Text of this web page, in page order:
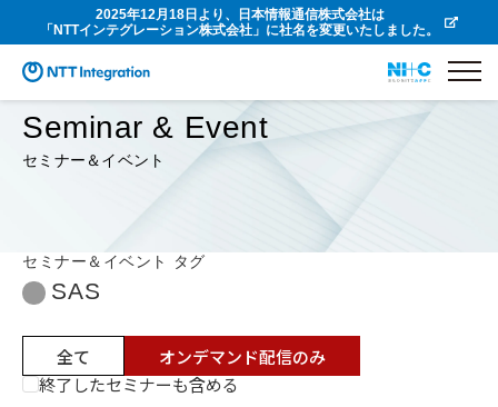
2025年12月18日より、日本情報通信株式会社は
「NTTインテグレーション株式会社」に社名を変更いたしました。
Seminar & Event
セミナー＆イベント
セミナー＆イベント タグ
SAS
全て
オンデマンド配信のみ
終了したセミナーも含める